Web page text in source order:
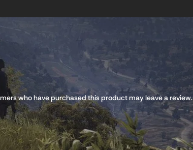
who have purchased this product may leave a review.